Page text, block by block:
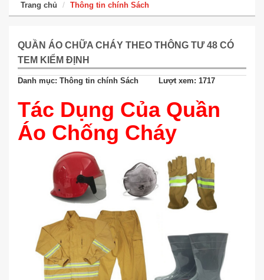
Trang chủ Thông tin chính Sách
QUẦN ÁO CHỮA CHÁY THEO THÔNG TƯ 48 CÓ
TEM KIỂM ĐỊNH
Danh mục: Thông tin chính Sách Lượt xem: 1717
Tác Dụng Của Quần
Áo Chống Cháy